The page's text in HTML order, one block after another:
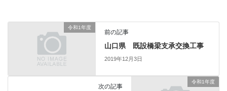
令和1年度
前の記事
山口県 既設橋梁支承交換工事
2019年12月3日
令和1年度
次の記事